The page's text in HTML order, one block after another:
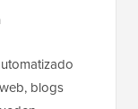
blogs